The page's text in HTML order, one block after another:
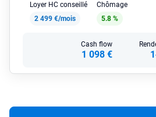
Loyer HC conseillé
2 499 €/mois
Chômage
5.8 %
Cash flow
1 098 €